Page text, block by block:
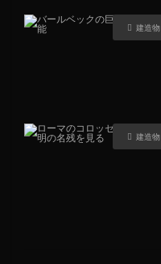
建造物
建造物